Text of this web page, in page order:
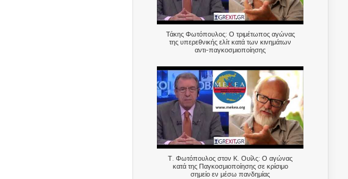
Τάκης Φωτόπουλος: Ο τριμέτωπος αγώνας
της υπερεθνικής ελίτ κατά των κινημάτων
αντι-παγκοσμιοποίησης
Τ. Φωτόπουλος στον Κ. Ουίλς: Ο αγώνας
κατά της Παγκοσμιοποίησης σε κρίσιμο
σημείο εν μέσω πανδημίας